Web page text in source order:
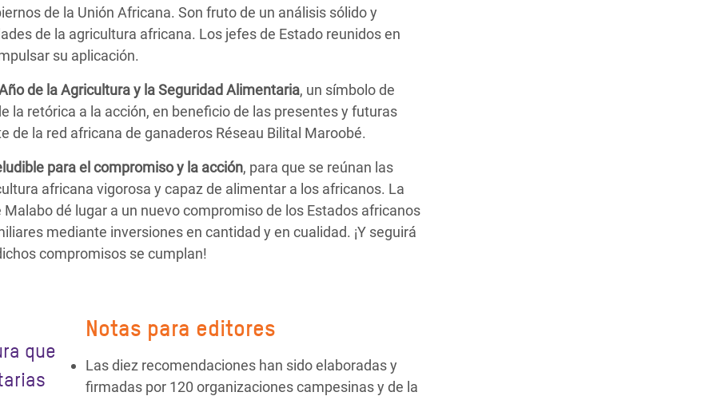
de la Unión Africana. Son fruto de un análisis sólido y
de la agricultura africana. Los jefes de Estado reunidos en
su aplicación.
de la Agricultura y la Seguridad Alimentaria, un símbolo de
la retórica a la acción, en beneficio de las presentes y futuras
de la red africana de ganaderos Réseau Bilital Maroobé.
para el compromiso y la acción, para que se reúnan las
africana vigorosa y capaz de alimentar a los africanos. La
dé lugar a un nuevo compromiso de los Estados africanos
mediante inversiones en cantidad y en cualidad. ¡Y seguirá
compromisos se cumplan!
que
Notas para editores
Las diez recomendaciones han sido elaboradas y
firmadas por 120 organizaciones campesinas y de la